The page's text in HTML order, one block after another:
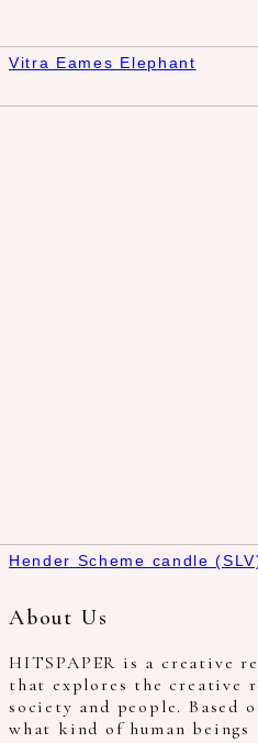
Vitra Eames Elephant
Hender Scheme candle
About Us
HITSPAPER is a creative
that explores the creative
society and people. Based
what kind of human